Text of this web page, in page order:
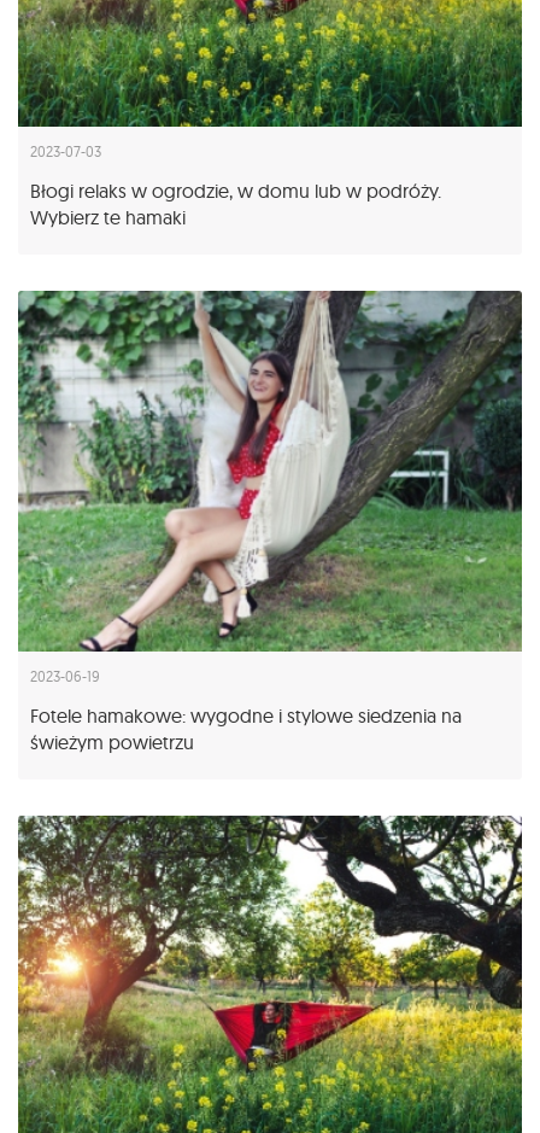
2023-07-03
Błogi relaks w ogrodzie, w domu lub w podróży.
Wybierz te hamaki
2023-06-19
Fotele hamakowe: wygodne i stylowe siedzenia na
świeżym powietrzu